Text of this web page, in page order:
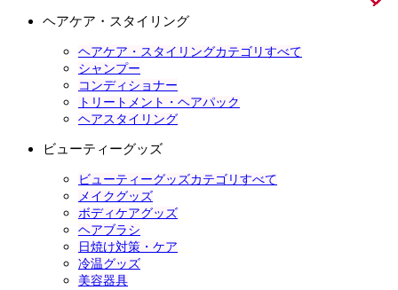
ヘアケア・スタイリング
ヘアケア・スタイリングカテゴリすべて
シャンプー
コンディショナー
トリートメント・ヘアパック
ヘアスタイリング
ビューティーグッズ
ビューティーグッズカテゴリすべて
メイクグッズ
ボディケアグッズ
ヘアブラシ
日焼け対策・ケア
冷温グッズ
美容器具